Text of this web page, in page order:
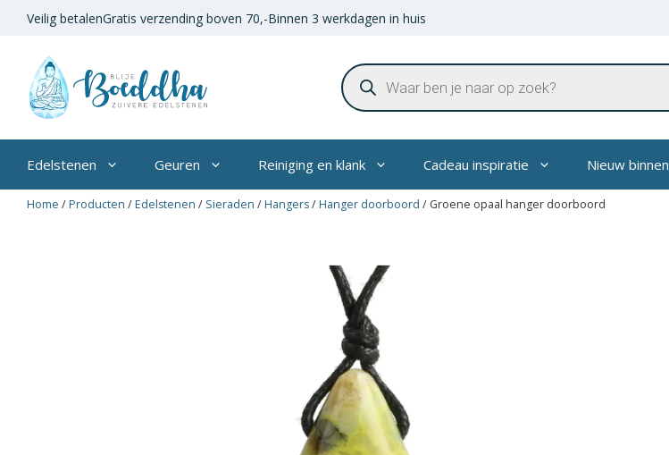
inhoud
Veilig betalenGratis verzending boven 70,-Binnen 3 werkdagen in huis
Producten
zoeken
Edelstenen Geuren Reiniging en klank Cadeau inspiratie Nieuw binnen
Home /Producten /Edelstenen / Sieraden /Hangers/Hanger doorboord / Groene opaal hanger doorboord